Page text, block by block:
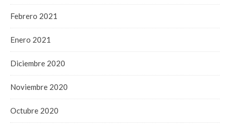
Febrero 2021
Enero 2021
Diciembre 2020
Noviembre 2020
Octubre 2020